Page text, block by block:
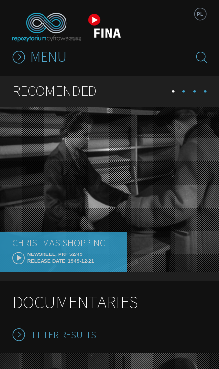
PL
MENU
RECOMENDED
CHRISTMAS SHOPPING
NEWSREEL, PKF 52/49
RELEASE DATE: 1949-12-21
DOCUMENTARIES
FILTER RESULTS